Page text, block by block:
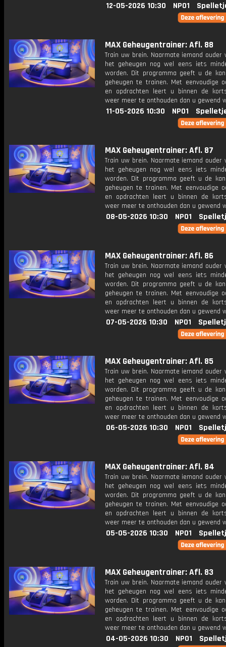
12-05-2026 10:30 NPO1
MAX Geheugentrainer: Afl. 88
Train uw brein. Naarmate iemand ouder
het geheugen nog wel eens iets
worden. Dit programma geeft u de
geheugen te trainen. Met eenvoudige
en opdrachten leert u binnen de
weer meer te onthouden dan u gewend
11-05-2026 10:30 NPO1
MAX Geheugentrainer: Afl. 87
Train uw brein. Naarmate iemand ouder
het geheugen nog wel eens iets
worden. Dit programma geeft u de
geheugen te trainen. Met eenvoudige
en opdrachten leert u binnen de
weer meer te onthouden dan u gewend
08-05-2026 10:30 NPO1
MAX Geheugentrainer: Afl. 86
Train uw brein. Naarmate iemand ouder
het geheugen nog wel eens iets
worden. Dit programma geeft u de
geheugen te trainen. Met eenvoudige
en opdrachten leert u binnen de
weer meer te onthouden dan u gewend
07-05-2026 10:30 NPO1
MAX Geheugentrainer: Afl. 85
Train uw brein. Naarmate iemand ouder
het geheugen nog wel eens iets
worden. Dit programma geeft u de
geheugen te trainen. Met eenvoudige
en opdrachten leert u binnen de
weer meer te onthouden dan u gewend
06-05-2026 10:30 NPO1
MAX Geheugentrainer: Afl. 84
Train uw brein. Naarmate iemand ouder
het geheugen nog wel eens iets
worden. Dit programma geeft u de
geheugen te trainen. Met eenvoudige
en opdrachten leert u binnen de
weer meer te onthouden dan u gewend
05-05-2026 10:30 NPO1
MAX Geheugentrainer: Afl. 83
Train uw brein. Naarmate iemand ouder
het geheugen nog wel eens iets
worden. Dit programma geeft u de
geheugen te trainen. Met eenvoudige
en opdrachten leert u binnen de
weer meer te onthouden dan u gewend
04-05-2026 10:30 NPO1